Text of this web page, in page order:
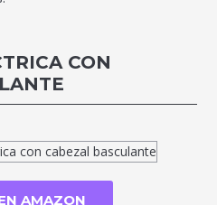
CON
AMAZON